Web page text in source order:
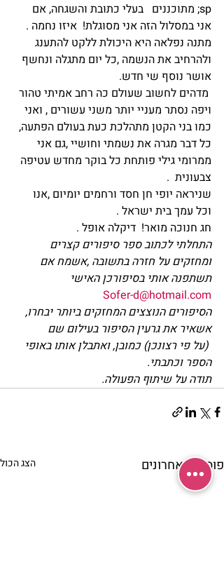
sp; מתוכננים   בעלי כתובת והשגחה, אם
אני במסלול הזה אני מסוגלת!  איזו נחמה .
מתנה נפלאה היא היכולת ללקט להתענג
ולהרחיב את הנשמה ,כל יום מתגלה ונחשף
אושר נוסף שי חדש.
מדהים לחשוב שעולם כה רחב אמיתי טהור
ויפה נסתר מעניי יותר משני עשורים , ואני
כמו בני הקטן מתהלכת כעת בעולם הפתעה,
כל דבר מגרה את נשמתי וחושיי ,גם אני
ממרומי גילי פותחת כל בוקר מחדש עטיפה
צבעונית  .
שניראה יופי חן חסד ורחמים יומיום ,אנו
וכל עמך בית ישראל .
חג חנוכה מואר!  דיקלה אופל .
התחלתי לכתוב ספר סיפורים קצרים
ומחזקים על חזרה בתשובה ,אשמח אם
תשתפנה אותי בסיפורכן האישי
Sofer-d@hotmail.com
הסיפורים הנוצצים המחזקים ביותר יבחרו,
אשאיר את גרעין הסיפור בעילום שם
(על פי רצונכן) כמובן, ואתבלן אותו באופי
הספר וכתבתי.
תודה על שיתוף הפעולה.
פוסטים אחרונים הצג הכול